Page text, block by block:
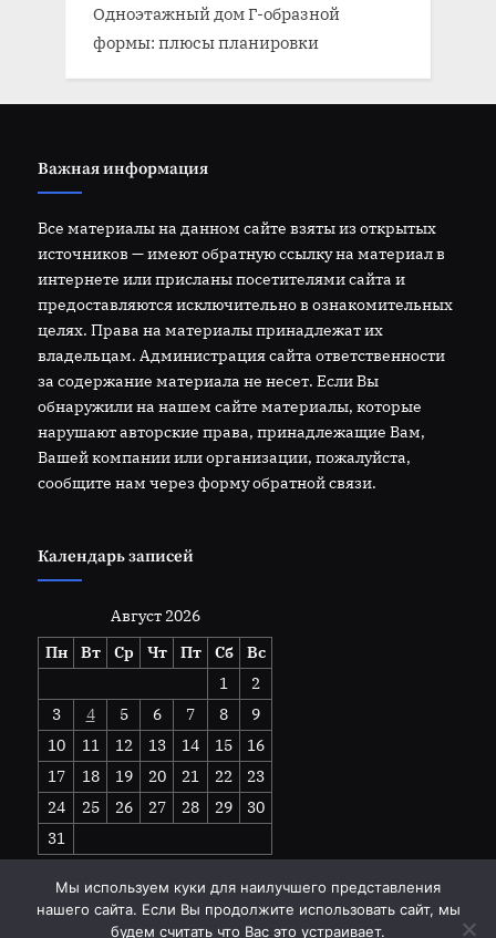
Одноэтажный дом Г-образной
формы: плюсы планировки
Важная информация
Все материалы на данном сайте взяты из открытых
источников — имеют обратную ссылку на материал в
интернете или присланы посетителями сайта и
предоставляются исключительно в ознакомительных
целях. Права на материалы принадлежат их
владельцам. Администрация сайта ответственности
за содержание материала не несет. Если Вы
обнаружили на нашем сайте материалы, которые
нарушают авторские права, принадлежащие Вам,
Вашей компании или организации, пожалуйста,
сообщите нам через форму обратной связи.
Календарь записей
Август 2026
Пн
Вт Ср Чт Пт Сб
Вс
1
2
3
4 5 6 7 8
9
10
11 12 13 14 15
16
17
18 19 20 21 22
23
24
25 26 27 28 29
30
31
Мы используем куки для наилучшего представления
нашего сайта. Если Вы продолжите использовать сайт, мы
будем считать что Вас это устраивает.